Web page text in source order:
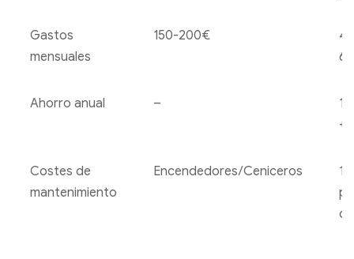
Gastos
mensuales
150-200€
Ahorro anual –
+
Costes de
mantenimiento
Encendedores/Ceniceros